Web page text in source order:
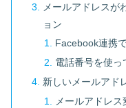
メールアドレスが
ョン
Facebook連携
電話番号を使っ
新しいメールアド
メールアドレ